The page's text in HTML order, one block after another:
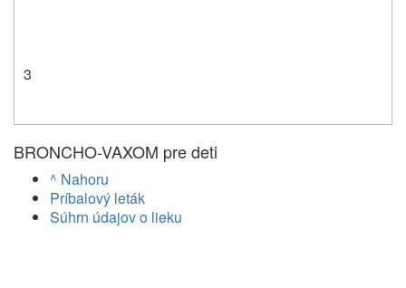
3
BRONCHO-VAXOM pre deti
^ Nahoru
Príbalový leták
Súhrn údajov o lieku